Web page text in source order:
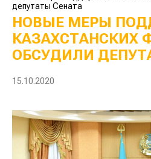
депутаты Сената
НОВЫЕ МЕРЫ
КАЗАХСТАНСКИХ
ОБСУДИЛИ
15.10.2020